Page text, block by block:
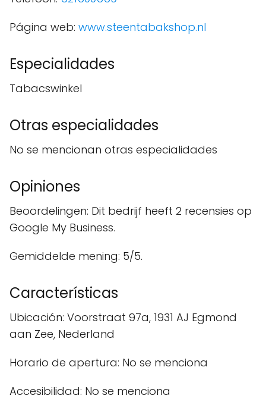
Página web: www.steentabakshop.nl
Especialidades
Tabacswinkel
Otras especialidades
No se mencionan otras especialidades
Opiniones
Beoordelingen: Dit bedrijf heeft 2 recensies op
Google My Business.
Gemiddelde mening: 5/5.
Características
Ubicación: Voorstraat 97a, 1931 AJ Egmond
aan Zee, Nederland
Horario de apertura: No se menciona
Accesibilidad: No se menciona